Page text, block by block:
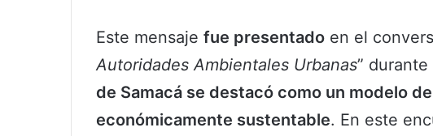
Este mensaje fue presentado en el
Autoridades Ambientales Urbanas” durante
de Samacá se destacó como un modelo
económicamente sustentable. En este